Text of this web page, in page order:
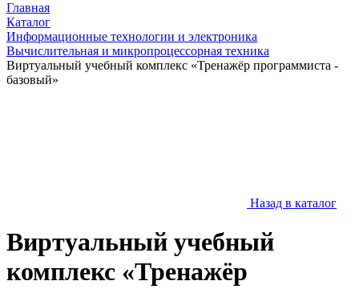
Главная
Каталог
Информационные технологии и электроника
Вычислительная и микропроцессорная техника
Виртуальный учебный комплекс «Тренажёр программиста -
базовый»
Назад в каталог
Виртуальный учебный
комплекс «Тренажёр